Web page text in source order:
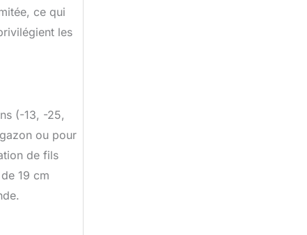
ce qui
les
(-13, -25,
ou pour
de fils
19 cm